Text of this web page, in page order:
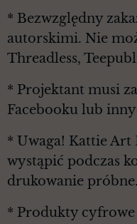
* Bezwzględny
autorskimi. Nie
Threadless,
* Projektant musi
Facebooku lub
* Uwaga! Kattie
wystąpić podczas
drukowanie próbne.
* Produkty cyfrowe